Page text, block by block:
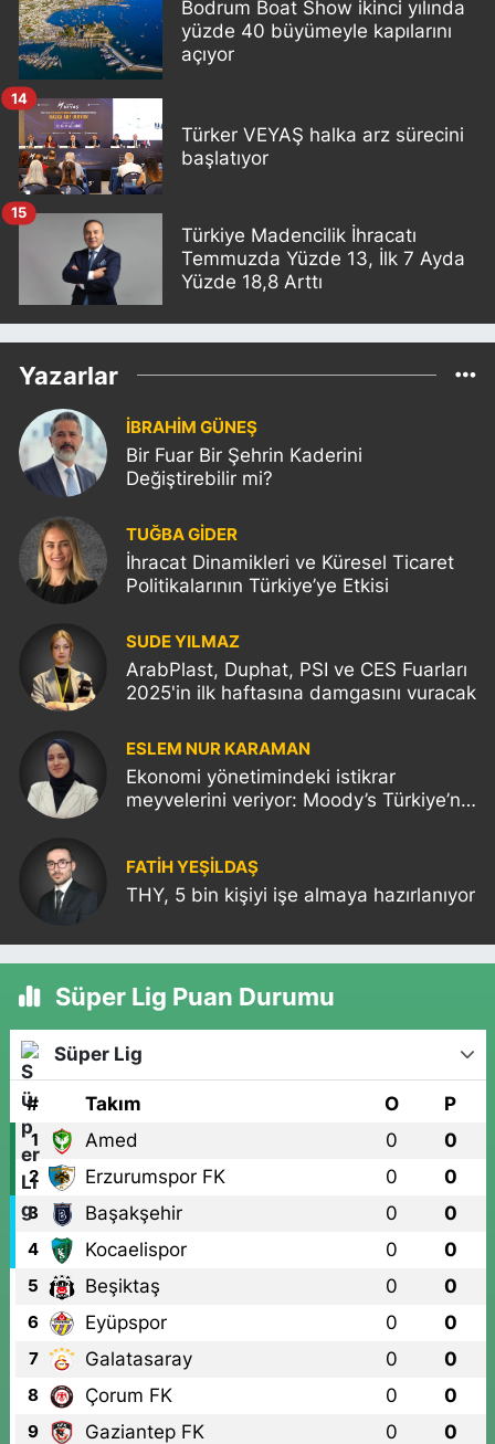
Bodrum Boat Show ikinci yılında
yüzde 40 büyümeyle kapılarını
açıyor
Türker VEYAŞ halka arz sürecini
başlatıyor
14
Türkiye Madencilik İhracatı
Temmuzda Yüzde 13, İlk 7 Ayda
Yüzde 18,8 Arttı
15
Yazarlar
İBRAHİM GÜNEŞ
Bir Fuar Bir Şehrin Kaderini
Değiştirebilir mi?
TUĞBA GİDER
İhracat Dinamikleri ve Küresel Ticaret
Politikalarının Türkiye’ye Etkisi
SUDE YILMAZ
ArabPlast, Duphat, PSI ve CES Fuarları
2025'in ilk haftasına damgasını vuracak
ESLEM NUR KARAMAN
Ekonomi yönetimindeki istikrar
meyvelerini veriyor: Moody’s Türkiye’nin
FATIH YEŞİLDAŞ
THY, 5 bin kişiyi işe almaya hazırlanıyor
Süper Lig Puan Durumu
Süper Lig
# Takım O P
1 Amed 0 0
2 Erzurumspor FK 0 0
3 Başakşehir 0 0
4 Kocaelispor 0 0
5 Beşiktaş 0 0
6 Eyüpspor 0 0
7 Galatasaray 0 0
8 Çorum FK 0 0
9 Gaziantep FK 0 0